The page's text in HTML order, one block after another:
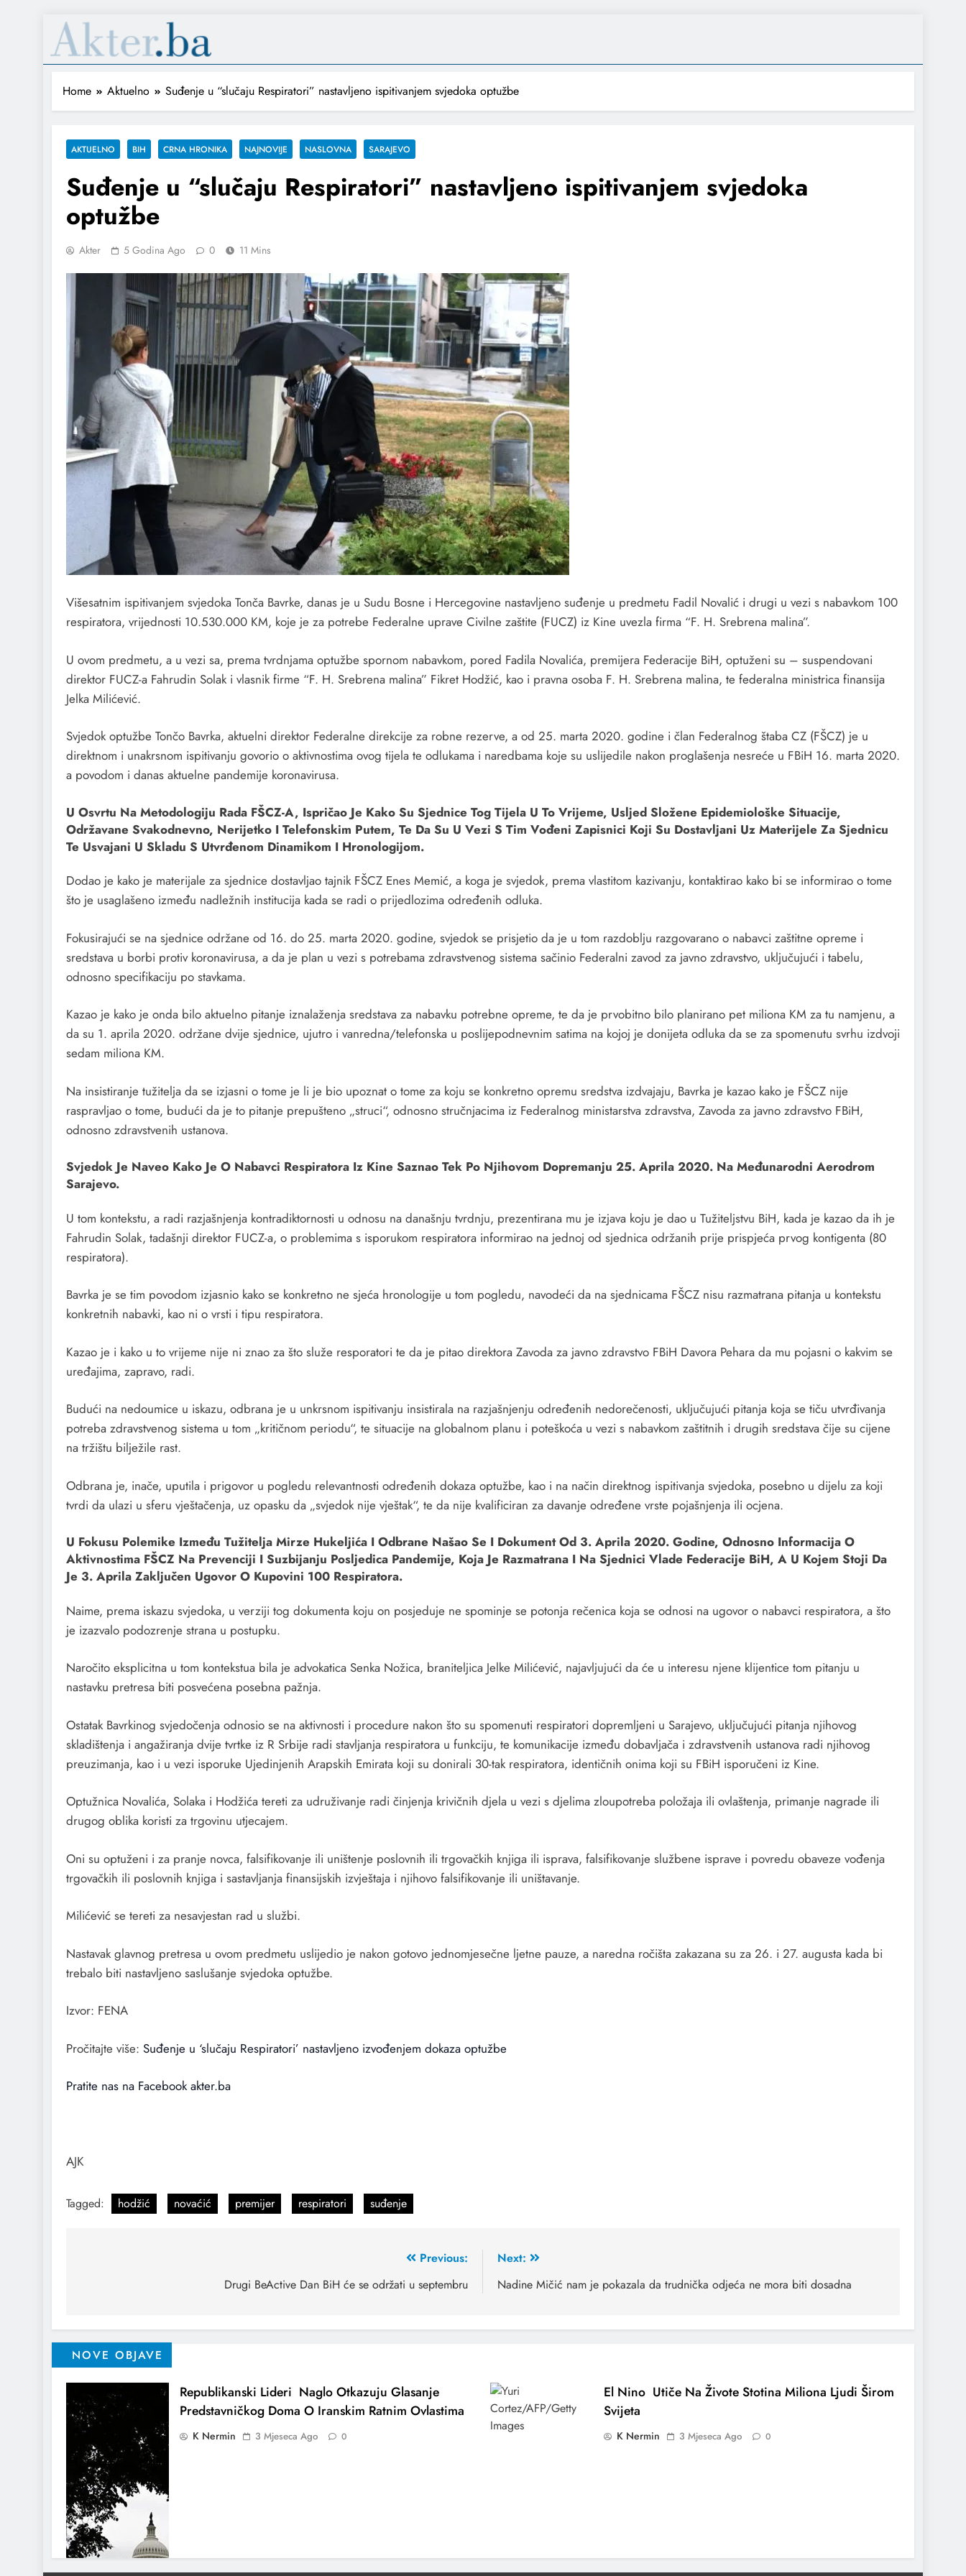
Home Aktuelno Suđenje u “slučaju Respiratori” nastavljeno ispitivanjem svjedoka optužbe
AKTUELNO BIH CRNA HRONIKA NAJNOVIJE NASLOVNA SARAJEVO
Suđenje u “slučaju Respiratori” nastavljeno ispitivanjem svjedoka
optužbe
Akter 5 Godina Ago 0 11 Mins
Višesatnim ispitivanjem svjedoka Tonča Bavrke, danas je u Sudu Bosne i Hercegovine nastavljeno suđenje u predmetu Fadil Novalić i drugi u vezi s nabavkom 100
respiratora, vrijednosti 10.530.000 KM, koje je za potrebe Federalne uprave Civilne zaštite (FUCZ) iz Kine uvezla firma “F. H. Srebrena malina”.
U ovom predmetu, a u vezi sa, prema tvrdnjama optužbe spornom nabavkom, pored Fadila Novalića, premijera Federacije BiH, optuženi su – suspendovani
direktor FUCZ-a Fahrudin Solak i vlasnik firme “F. H. Srebrena malina” Fikret Hodžić, kao i pravna osoba F. H. Srebrena malina, te federalna ministrica finansija
Jelka Milićević.
Svjedok optužbe Tončo Bavrka, aktuelni direktor Federalne direkcije za robne rezerve, a od 25. marta 2020. godine i član Federalnog štaba CZ (FŠCZ) je u
direktnom i unakrsnom ispitivanju govorio o aktivnostima ovog tijela te odlukama i naredbama koje su uslijedile nakon proglašenja nesreće u FBiH 16. marta 2020.
a povodom i danas aktuelne pandemije koronavirusa.
U Osvrtu Na Metodologiju Rada FŠCZ-A, Ispričao Je Kako Su Sjednice Tog Tijela U To Vrijeme, Usljed Složene Epidemiološke Situacije,
Održavane Svakodnevno, Nerijetko I Telefonskim Putem, Te Da Su U Vezi S Tim Vođeni Zapisnici Koji Su Dostavljani Uz Materijele Za Sjednicu
Te Usvajani U Skladu S Utvrđenom Dinamikom I Hronologijom.
Dodao je kako je materijale za sjednice dostavljao tajnik FŠCZ Enes Memić, a koga je svjedok, prema vlastitom kazivanju, kontaktirao kako bi se informirao o tome
što je usaglašeno između nadležnih institucija kada se radi o prijedlozima određenih odluka.
Fokusirajući se na sjednice održane od 16. do 25. marta 2020. godine, svjedok se prisjetio da je u tom razdoblju razgovarano o nabavci zaštitne opreme i
sredstava u borbi protiv koronavirusa, a da je plan u vezi s potrebama zdravstvenog sistema sačinio Federalni zavod za javno zdravstvo, uključujući i tabelu,
odnosno specifikaciju po stavkama.
Kazao je kako je onda bilo aktuelno pitanje iznalaženja sredstava za nabavku potrebne opreme, te da je prvobitno bilo planirano pet miliona KM za tu namjenu, a
da su 1. aprila 2020. održane dvije sjednice, ujutro i vanredna/telefonska u poslijepodnevnim satima na kojoj je donijeta odluka da se za spomenutu svrhu izdvoji
sedam miliona KM.
Na insistiranje tužitelja da se izjasni o tome je li je bio upoznat o tome za koju se konkretno opremu sredstva izdvajaju, Bavrka je kazao kako je FŠCZ nije
raspravljao o tome, budući da je to pitanje prepušteno „struci“, odnosno stručnjacima iz Federalnog ministarstva zdravstva, Zavoda za javno zdravstvo FBiH,
odnosno zdravstvenih ustanova.
Svjedok Je Naveo Kako Je O Nabavci Respiratora Iz Kine Saznao Tek Po Njihovom Dopremanju 25. Aprila 2020. Na Međunarodni Aerodrom
Sarajevo.
U tom kontekstu, a radi razjašnjenja kontradiktornosti u odnosu na današnju tvrdnju, prezentirana mu je izjava koju je dao u Tužiteljstvu BiH, kada je kazao da ih je
Fahrudin Solak, tadašnji direktor FUCZ-a, o problemima s isporukom respiratora informirao na jednoj od sjednica održanih prije prispjeća prvog kontigenta (80
respiratora).
Bavrka je se tim povodom izjasnio kako se konkretno ne sjeća hronologije u tom pogledu, navodeći da na sjednicama FŠCZ nisu razmatrana pitanja u kontekstu
konkretnih nabavki, kao ni o vrsti i tipu respiratora.
Kazao je i kako u to vrijeme nije ni znao za što služe resporatori te da je pitao direktora Zavoda za javno zdravstvo FBiH Davora Pehara da mu pojasni o kakvim se
uređajima, zapravo, radi.
Budući na nedoumice u iskazu, odbrana je u unkrsnom ispitivanju insistirala na razjašnjenju određenih nedorečenosti, uključujući pitanja koja se tiču utvrđivanja
potreba zdravstvenog sistema u tom „kritičnom periodu“, te situacije na globalnom planu i poteškoća u vezi s nabavkom zaštitnih i drugih sredstava čije su cijene
na tržištu bilježile rast.
Odbrana je, inače, uputila i prigovor u pogledu relevantnosti određenih dokaza optužbe, kao i na način direktnog ispitivanja svjedoka, posebno u dijelu za koji
tvrdi da ulazi u sferu vještačenja, uz opasku da „svjedok nije vještak“, te da nije kvalificiran za davanje određene vrste pojašnjenja ili ocjena.
U Fokusu Polemike Između Tužitelja Mirze Hukeljića I Odbrane Našao Se I Dokument Od 3. Aprila 2020. Godine, Odnosno Informacija O
Aktivnostima FŠCZ Na Prevenciji I Suzbijanju Posljedica Pandemije, Koja Je Razmatrana I Na Sjednici Vlade Federacije BiH, A U Kojem Stoji Da
Je 3. Aprila Zaključen Ugovor O Kupovini 100 Respiratora.
Naime, prema iskazu svjedoka, u verziji tog dokumenta koju on posjeduje ne spominje se potonja rečenica koja se odnosi na ugovor o nabavci respiratora, a što
je izazvalo podozrenje strana u postupku.
Naročito eksplicitna u tom kontekstua bila je advokatica Senka Nožica, braniteljica Jelke Milićević, najavljujući da će u interesu njene klijentice tom pitanju u
nastavku pretresa biti posvećena posebna pažnja.
Ostatak Bavrkinog svjedočenja odnosio se na aktivnosti i procedure nakon što su spomenuti respiratori dopremljeni u Sarajevo, uključujući pitanja njihovog
skladištenja i angažiranja dvije tvrtke iz R Srbije radi stavljanja respiratora u funkciju, te komunikacije između dobavljača i zdravstvenih ustanova radi njihovog
preuzimanja, kao i u vezi isporuke Ujedinjenih Arapskih Emirata koji su donirali 30-tak respiratora, identičnih onima koji su FBiH isporučeni iz Kine.
Optužnica Novalića, Solaka i Hodžića tereti za udruživanje radi činjenja krivičnih djela u vezi s djelima zloupotreba položaja ili ovlaštenja, primanje nagrade ili
drugog oblika koristi za trgovinu utjecajem.
Oni su optuženi i za pranje novca, falsifikovanje ili uništenje poslovnih ili trgovačkih knjiga ili isprava, falsifikovanje službene isprave i povredu obaveze vođenja
trgovačkih ili poslovnih knjiga i sastavljanja finansijskih izvještaja i njihovo falsifikovanje ili uništavanje.
Milićević se tereti za nesavjestan rad u službi.
Nastavak glavnog pretresa u ovom predmetu uslijedio je nakon gotovo jednomjesečne ljetne pauze, a naredna ročišta zakazana su za 26. i 27. augusta kada bi
trebalo biti nastavljeno saslušanje svjedoka optužbe.
Izvor: FENA
Pročitajte više: Suđenje u ‘slučaju Respiratori’ nastavljeno izvođenjem dokaza optužbe
Pratite nas na Facebook akter.ba
AJK
Tagged: hodžić novaćić premijer respiratori suđenje
Previous:
Drugi BeActive Dan BiH će se održati u septembru
Next:
Nadine Mičić nam je pokazala da trudnička odjeća ne mora biti dosadna
NOVE OBJAVE
Republikanski Lideri Naglo Otkazuju Glasanje
Predstavničkog Doma O Iranskim Ratnim Ovlastima
K Nermin 3 Mjeseca Ago 0
El Nino Utiče Na Živote Stotina Miliona Ljudi Širom
Svijeta
K Nermin 3 Mjeseca Ago 0